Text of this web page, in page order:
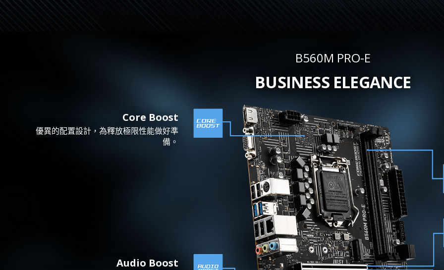
B560M PRO-E
BUSINESS ELEGANCE
Core Boost
優異的配置設計，為釋放極限性能做好準
備。
Audio Boost